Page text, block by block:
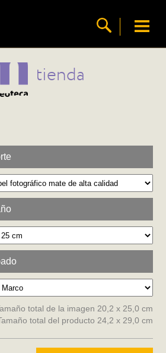
tienda
total de la imagen 20,2 x 25,0 cm
total del producto 24,2 x 29,0 cm